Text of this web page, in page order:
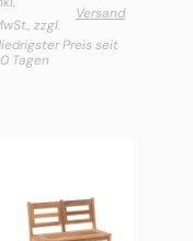
zzgl.
Versand
Preis seit
Tagen